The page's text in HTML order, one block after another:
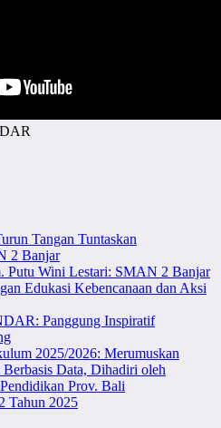
Tangan Tuntaskan
2 Banjar
Putu Wini Lestari: SMAN 2 Banjar
Edukasi Kebencanaan dan Aksi
Panggung Inspiratif
2025/2026: Merumuskan
Data, Dihadiri oleh
Prov. Bali
Tahun 2025